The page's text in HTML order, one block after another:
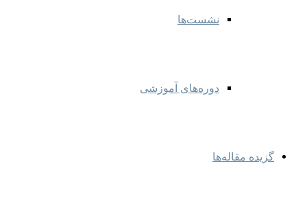
نشست‌ها
دوره‌های آموزشی
گزیده مقاله‌ها